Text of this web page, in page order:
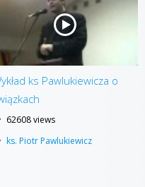
ks Pawlukiewicza o
62608 views
ks. Piotr Pawlukiewicz